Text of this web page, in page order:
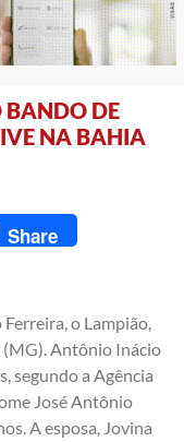
BANDO DE
NA BAHIA
Share
o Lampião,
Antônio Inácio
segundo a Agência
José Antônio
A esposa, Jovina